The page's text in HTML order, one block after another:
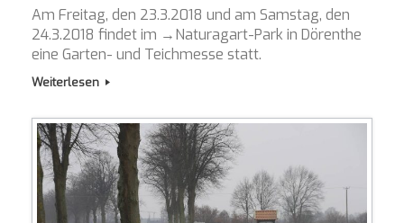
Am Freitag, den 23.3.2018 und am Samstag, den
24.3.2018 findet im →Naturagart-Park in Dörenthe
eine Garten- und Teichmesse statt.
Weiterlesen